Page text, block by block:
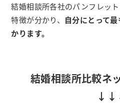
結婚相談所各社のパンフレッ
特徴が分かり、 自分にとって
かります。
結婚相談所比較ネ